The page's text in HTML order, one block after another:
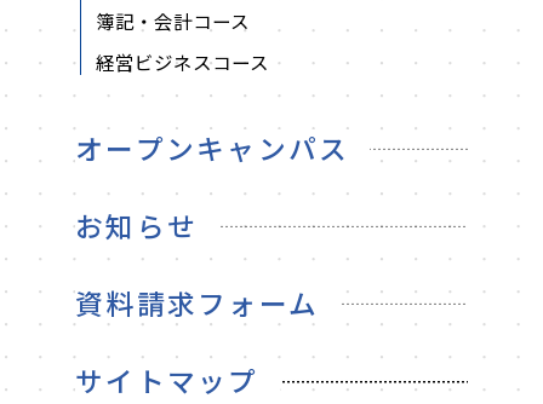
簿記・会計コース
経営ビジネスコース
オープンキャンパス
お知らせ
資料請求フォーム
サイトマップ